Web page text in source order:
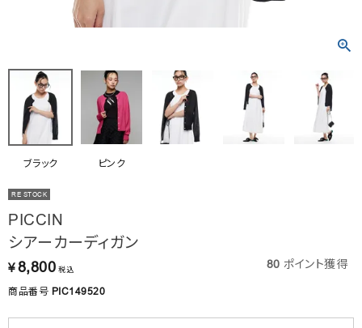
INFORMATION
はじめてご利用の方へ
お問い合わせ
ブラック ピンク
RE STOCK
PICCIN
シアーカーディガン
¥ 8,800 税込 80 ポイント獲得
商品番号 PIC149520